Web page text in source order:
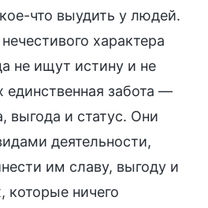
что выудить у людей.
характера
не ищут истину и не
единственная забота —
выгода и статус. Они
деятельности,
им славу, выгоду и
которые ничего